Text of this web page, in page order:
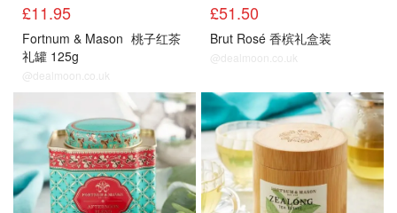
£11.95
Fortnum & Mason 桃子红茶
礼罐 125g
@dealmoon.co.uk
£51.50
Brut Rosé 香槟礼盒装
@dealmoon.co.uk